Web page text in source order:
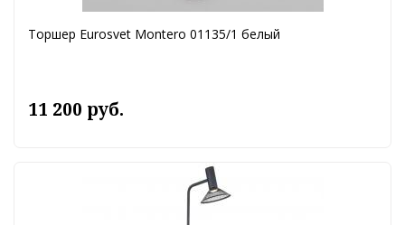
Торшер Eurosvet Montero 01135/1 белый
11 200 руб.